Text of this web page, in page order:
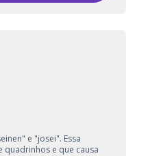
e "josei". Essa
quadrinhos e que causa